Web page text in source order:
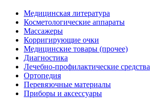
Медицинская литература
Косметологические аппараты
Массажеры
Корригирующие очки
Медицинские товары (прочее)
Диагностика
Лечебно-профилактические средства
Ортопедия
Перевязочные материалы
Приборы и аксессуары